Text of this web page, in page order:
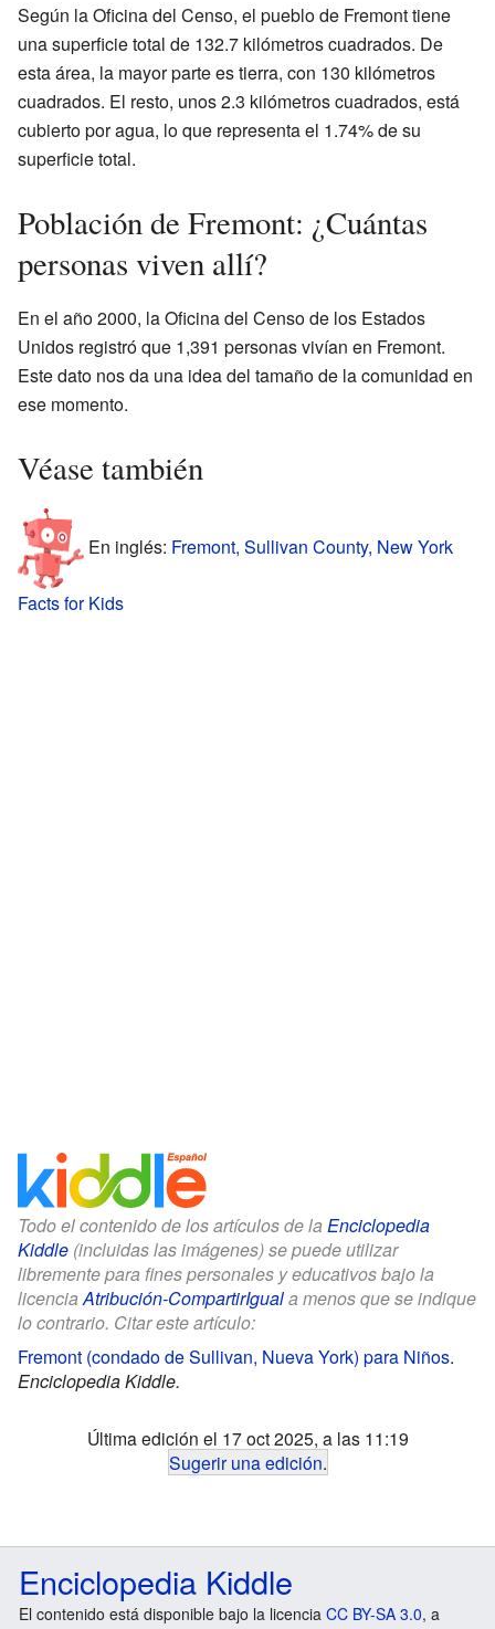
Según la Oficina del Censo, el pueblo de Fremont tiene
una superficie total de 132.7 kilómetros cuadrados. De
esta área, la mayor parte es tierra, con 130 kilómetros
cuadrados. El resto, unos 2.3 kilómetros cuadrados, está
cubierto por agua, lo que representa el 1.74% de su
superficie total.
Población de Fremont: ¿Cuántas
personas viven allí?
En el año 2000, la Oficina del Censo de los Estados
Unidos registró que 1,391 personas vivían en Fremont.
Este dato nos da una idea del tamaño de la comunidad en
ese momento.
Véase también
En inglés: Fremont, Sullivan County, New York
Facts for Kids
Todo el contenido de los artículos de la Enciclopedia
Kiddle (incluidas las imágenes) se puede utilizar
libremente para fines personales y educativos bajo la
licenciaAtribución-CompartirIguala menos que se indique
lo contrario. Citar este artículo:
Fremont (condado de Sullivan, Nueva York) para Niños.
Enciclopedia Kiddle.
Última edición el 17 oct 2025, a las 11:19
Sugerir una edición.
Enciclopedia Kiddle
El contenido está disponible bajo la licencia CC BY-SA 3.0, a